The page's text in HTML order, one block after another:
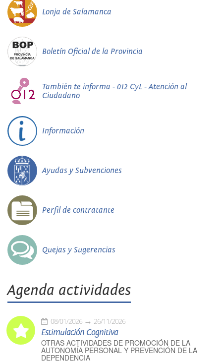
Lonja de Salamanca
Boletín Oficial de la Provincia
También te informa - 012 CyL - Atención al
Ciudadano
Información
Ayudas y Subvenciones
Perfil de contratante
Quejas y Sugerencias
Agenda actividades
08/01/2026 26/11/2026
Estimulación Cognitiva
OTRAS ACTIVIDADES DE PROMOCIÓN DE LA
AUTONOMÍA PERSONAL Y PREVENCIÓN DE LA
DEPENDENCIA